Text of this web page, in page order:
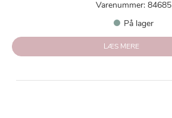
Varenummer: 84685
På lager
LÆS MERE